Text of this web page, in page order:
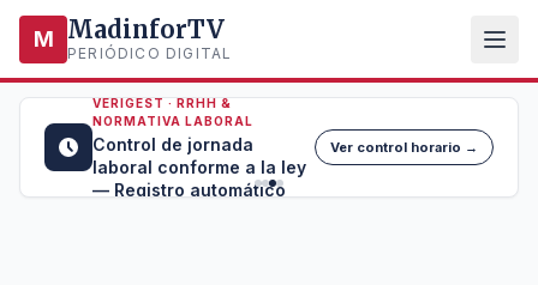
M MadinforTV
PERIÓDICO DIGITAL
VERIGEST · RRHH &
NORMATIVA LABORAL
Control de jornada
laboral conforme a la ley
— Registro automático
Ver control horario →